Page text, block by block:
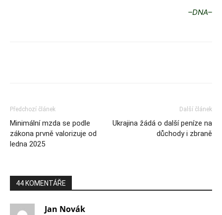
–DNA–
Předchozí článek
Minimální mzda se podle
zákona prvně valorizuje od
ledna 2025
Další článek
Ukrajina žádá o další peníze na
důchody i zbraně
44 KOMENTÁŘE
Jan Novák